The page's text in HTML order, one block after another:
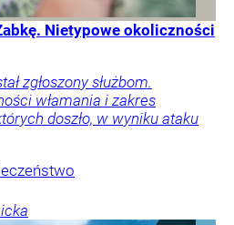
Nietypowe okoliczności
zgłoszony służbom.
włamania i zakres
doszło, w wyniku ataku